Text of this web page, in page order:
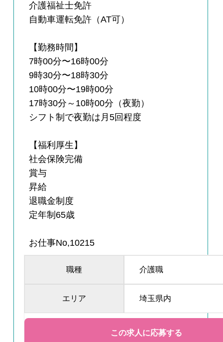
介護福祉士免許
自動車運転免許（AT可）
【勤務時間】
7時00分〜16時00分
9時30分〜18時30分
10時00分〜19時00分
17時30分～10時00分（夜勤）
シフト制で夜勤は月5回程度
【福利厚生】
社会保険完備
賞与
昇給
退職金制度
定年制65歳
お仕事No,10215
職種 介護職
エリア 埼玉県内